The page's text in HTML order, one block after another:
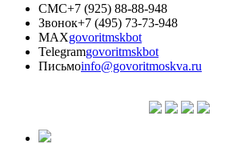
СМС+7 (925) 88-88-948
Звонок+7 (495) 73-73-948
MAXgovoritmskbot
Telegramgovoritmskbot
Письмоinfo@govoritmoskva.ru